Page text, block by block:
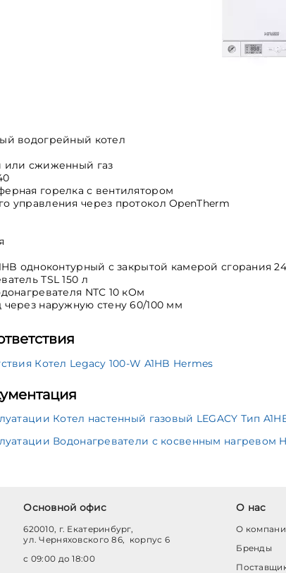
водогрейный котел
сжиженный газ
горелка с вентилятором
управления через протокол OpenTherm
одноконтурный с закрытой камерой сгорания
TSL 150 л
NTC 10 кОм
наружную стену 60/100 мм
Котел Legacy 100-W A1HB Hermes
Котел настенный газовый LEGACY Тип
Водонагреватели с косвенным нагревом
Основной офис
620010, г. Екатеринбург,
ул. Черняховского 86, корпус 6
с 09:00 до 18:00
О нас
О
Бренды